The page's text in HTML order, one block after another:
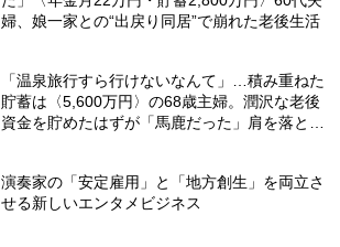
婦、娘一家との“出戻り同居”で崩れた老後生活
「温泉旅行すら行けないなんて」…積み重ねた
貯蓄は〈5,600万円〉の68歳主婦。潤沢な老後
資金を貯めたはずが「馬鹿だった」肩を落とす
演奏家の「安定雇用」と「地方創生」を両立さ
せる新しいエンタメビジネス